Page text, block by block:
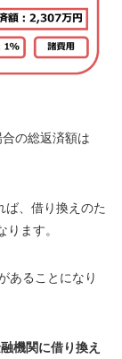
の総返済額は
ば、借り換えのた
ります。
あることになり
機関に借り換え